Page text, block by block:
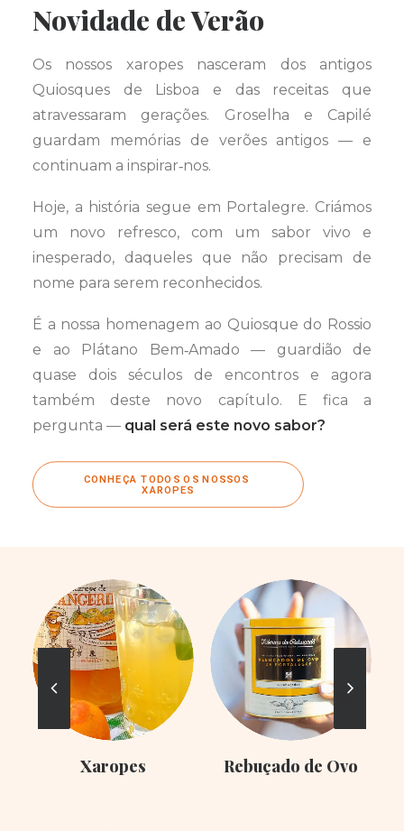
Novidade de Verão
Os nossos xaropes nasceram dos antigos
Quiosques de Lisboa e das receitas que
atravessaram gerações. Groselha e Capilé
guardam memórias de verões antigos — e
continuam a inspirar‑nos.
Hoje, a história segue em Portalegre. Criámos
um novo refresco, com um sabor vivo e
inesperado, daqueles que não precisam de
nome para serem reconhecidos.
É a nossa homenagem ao Quiosque do Rossio
e ao Plátano Bem‑Amado — guardião de
quase dois séculos de encontros e agora
também deste novo capítulo. E fica a
pergunta — qual será este novo sabor?
CONHEÇA TODOS OS NOSSOS
XAROPES
Xaropes Rebuçado de Ovo